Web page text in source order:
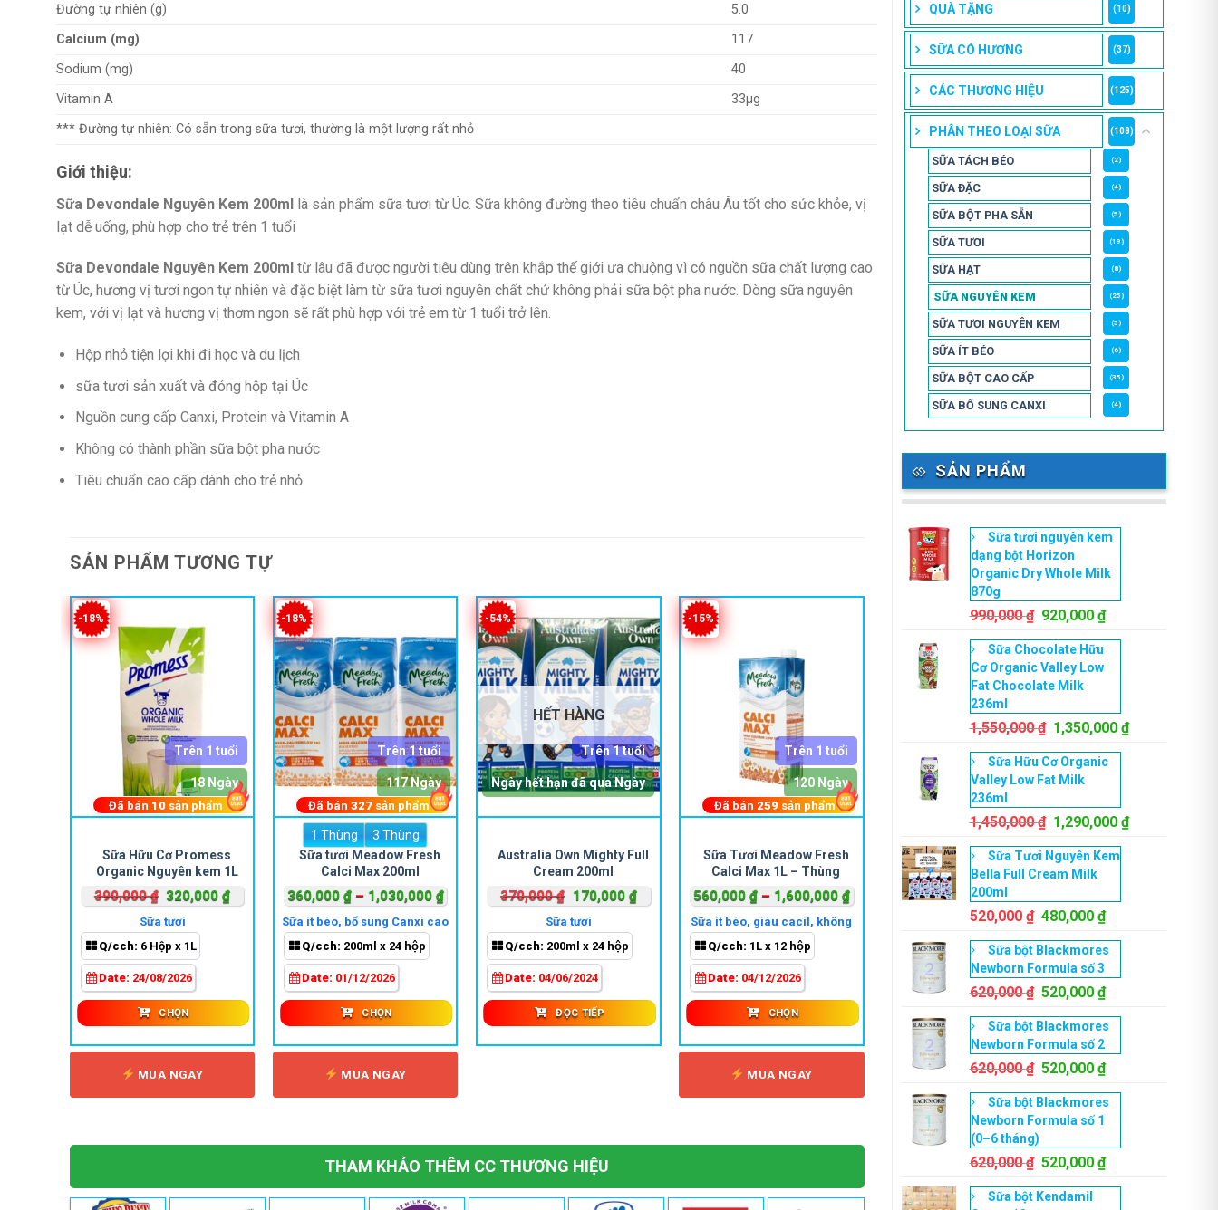
QUÀ TẶNG (10)
SỮA CÓ HƯƠNG (37)
CÁC THƯƠNG HIỆU (125)
PHÂN THEO LOẠI SỮA (108)
SỮA TÁCH BÉO (2)
SỮA ĐẶC (4)
SỮA BỘT PHA SẴN (5)
SỮA TƯƠI (19)
SỮA HẠT (8)
SỮA NGUYÊN KEM (25)
SỮA TƯƠI NGUYÊN KEM (5)
SỮA ÍT BÉO (6)
SỮA BỘT CAO CẤP (35)
SỮA BỔ SUNG CANXI (4)
SẢN PHẨM
Sữa tươi nguyên kem
dạng bột Horizon
Organic Dry Whole Milk
870g
990,000₫ Giá
là:
990,000 ₫.
920,000₫Giá
Sữa Chocolate Hữu
Cơ Organic Valley Low
Fat Chocolate Milk
236ml
1,550,000₫ Giá
là:
1,550,000 ₫.
1,350,000₫Giá
Sữa Hữu Cơ Organic
Valley Low Fat Milk
236ml
1,450,000₫ Giá
là:
1,450,000 ₫.
1,290,000₫Giá
Sữa Tươi Nguyên Kem
Bella Full Cream Milk
200ml
520,000₫ Giá
là:
520,000 ₫.
480,000₫Giá
tại
480,000 ₫.
Sữa bột Blackmores
Newborn Formula số 3
620,000₫ Giá
là:
620,000 ₫.
520,000₫Giá
tại
520,000 ₫.
Sữa bột Blackmores
Newborn Formula số 2
620,000₫ Giá
là:
620,000 ₫.
520,000₫Giá
tại
520,000 ₫.
Sữa bột Blackmores
Newborn Formula số 1
(0–6 tháng)
620,000₫ Giá
là:
520,000₫Giá
Sữa bột Kendamil
Đường tự nhiên (g)
5.0
Calcium (mg)
117
Sodium (mg)
40
Vitamin A
33µg
*** Đường tự nhiên: Có sẵn trong sữa tươi, thường là một lượng rất nhỏ
Giới thiệu:
Sữa Devondale Nguyên Kem 200ml là sản phẩm sữa tươi từ Úc. Sữa không đường theo tiêu chuẩn châu Âu tốt cho sức khỏe, vị
lạt dễ uống, phù hợp cho trẻ trên 1 tuổi
Sữa Devondale Nguyên Kem 200ml từ lâu đã được người tiêu dùng trên khắp thế giới ưa chuộng vì có nguồn sữa chất lượng cao
từ Úc, hương vị tươi ngon tự nhiên và đặc biệt làm từ sữa tươi nguyên chất chứ không phải sữa bột pha nước. Dòng sữa nguyên
kem, với vị lạt và hương vị thơm ngon sẽ rất phù hợp với trẻ em từ 1 tuổi trở lên.
Hộp nhỏ tiện lợi khi đi học và du lịch
sữa tươi sản xuất và đóng hộp tại Úc
Nguồn cung cấp Canxi, Protein và Vitamin A
Không có thành phần sữa bột pha nước
Tiêu chuẩn cao cấp dành cho trẻ nhỏ
SẢN PHẨM TƯƠNG TỰ
-18%
Sữa Hữu Cơ Promess
Organic Nguyên kem 1L
390,000₫ Giá
gốc
là:
390,000 ₫.
320,000₫Giá
320,000 ₫.
Sữa tươi
Q/cch: 6 Hộp x 1L
Date: 24/08/2026
Trên 1 tuổi
18 Ngày
Đã bán 10 sản phẩm
CHỌN
phẩm
này
có
nhiều
biến
thể.
Các
tùy
chọn
có
trang
phẩm
MUA NGAY
-18%
1 Thùng
3 Thùng
Sữa tươi Meadow Fresh
Calci Max 200ml
360,000 ₫ – 1,030,000 ₫Khoảng
360,000 ₫
1,030,000 ₫
Sữa ít béo, bổ sung Canxi cao
Q/cch: 200ml x 24 hộp
Date: 01/12/2026
Trên 1 tuổi
117 Ngày
Đã bán327 sản phẩm
CHỌN
Sản
phẩm
này
có
nhiều
biến
thể.
Các
tùy
chọn
có
trang
sản
phẩm
MUA NGAY
-54%
HẾT HÀNG
Australia Own Mighty Full
Cream 200ml
370,000₫ Giá
gốc
là:
370,000 ₫.
170,000 ₫Giá
170,000 ₫.
Sữa tươi
Q/cch: 200ml x 24 hộp
Date: 04/06/2024
Trên 1 tuổi
Ngày hết hạn đã qua Ngày
ĐỌC TIẾP
-15%
Sữa Tươi Meadow Fresh
Calci Max 1L – Thùng
560,000 ₫ – 1,600,000 ₫Khoảng
560,000 ₫
1,600,000 ₫
Sữa ít béo, giàu cacil, không
Q/cch: 1L x 12 hộp
Date: 04/12/2026
Trên 1 tuổi
120 Ngày
Đã bán 259 sản phẩm
CHỌN
phẩm
này
có
nhiều
biến
thể.
Các
tùy
chọn
có
trang
phẩm
MUA NGAY
250,000 ₫.
THAM KHẢO THÊM CC THƯƠNG HIỆU